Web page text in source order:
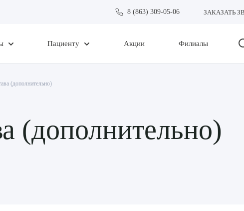
8 (863) 309-05-06 ЗАКАЗАТЬ
Пациенту Акции Филиалы
(дополнительно)
(дополнительно)